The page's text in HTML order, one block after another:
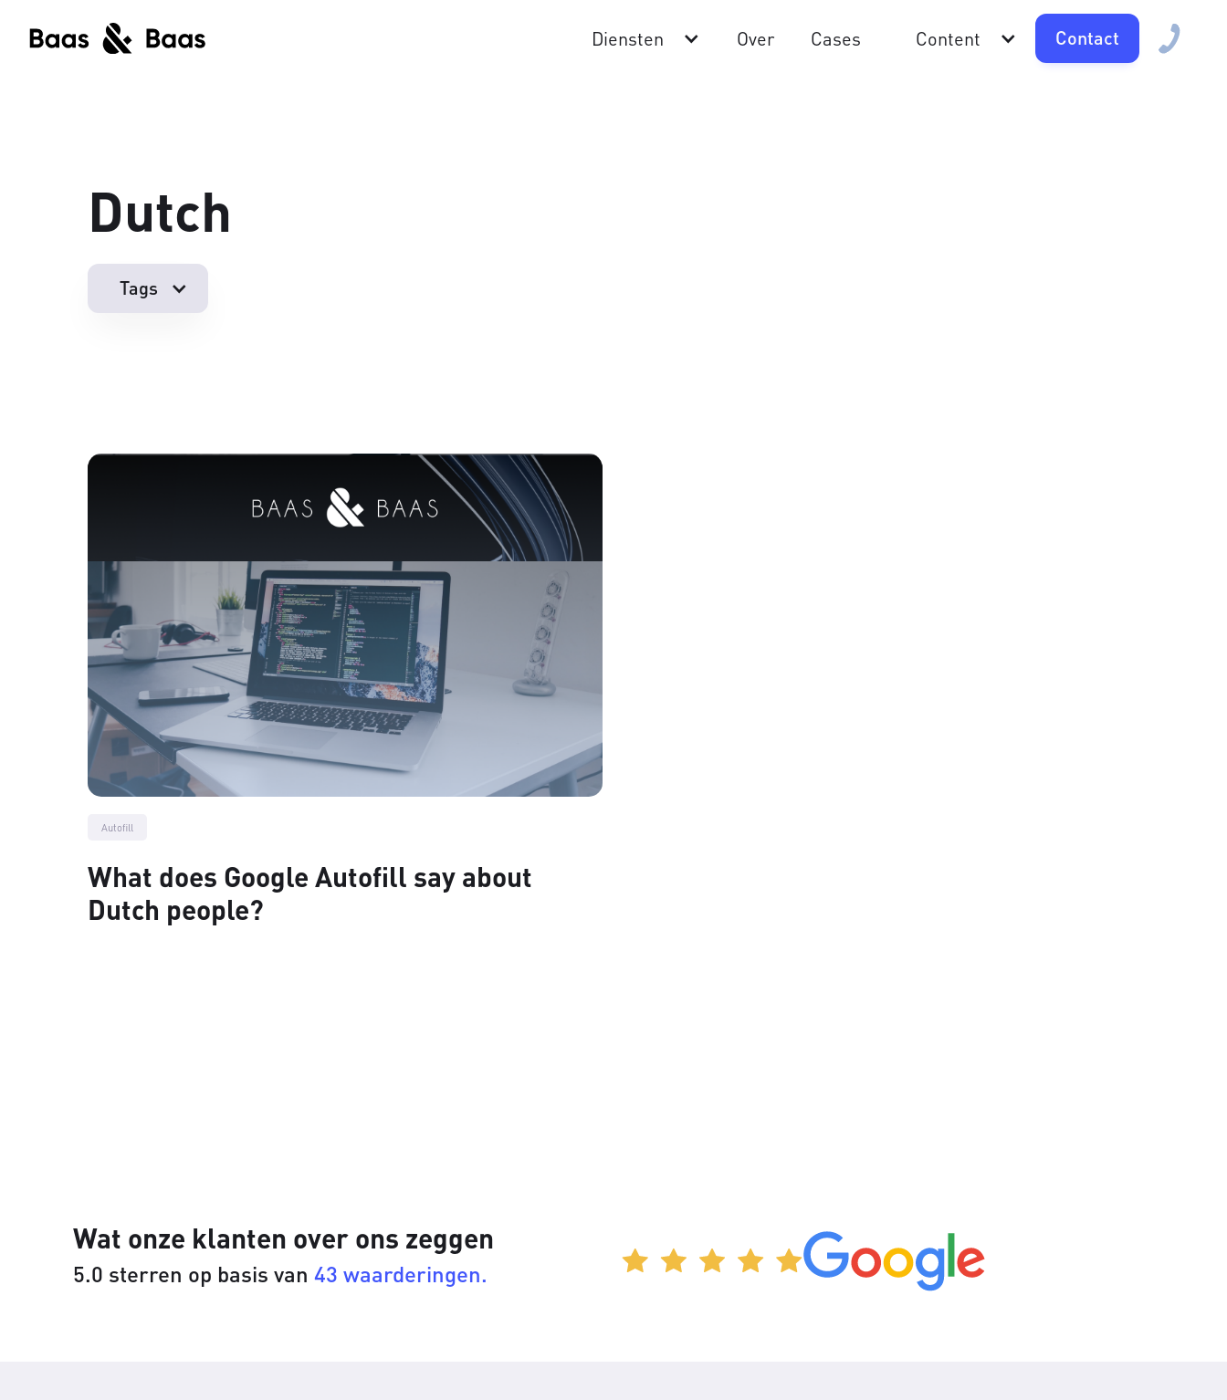
Diensten Over Cases Content Contact
Dutch
Tags
Autofill
What does Google Autofill say about
Dutch people?
Wat onze klanten over ons zeggen
5.0 sterren op basis van 43 waarderingen.